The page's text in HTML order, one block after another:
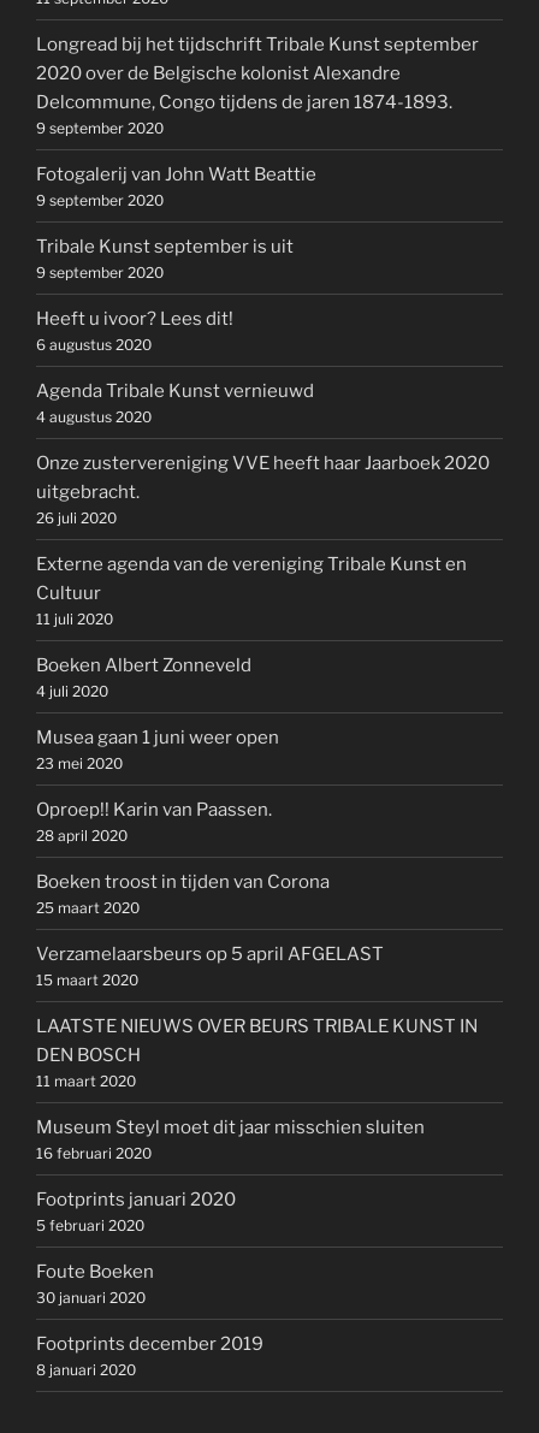
Longread bij het tijdschrift Tribale Kunst september
2020 over de Belgische kolonist Alexandre
Delcommune, Congo tijdens de jaren 1874-1893.
9 september 2020
Fotogalerij van John Watt Beattie
9 september 2020
Tribale Kunst september is uit
9 september 2020
Heeft u ivoor? Lees dit!
6 augustus 2020
Agenda Tribale Kunst vernieuwd
4 augustus 2020
Onze zustervereniging VVE heeft haar Jaarboek 2020
uitgebracht.
26 juli 2020
Externe agenda van de vereniging Tribale Kunst en
Cultuur
11 juli 2020
Boeken Albert Zonneveld
4 juli 2020
Musea gaan 1 juni weer open
23 mei 2020
Oproep!! Karin van Paassen.
28 april 2020
Boeken troost in tijden van Corona
25 maart 2020
Verzamelaarsbeurs op 5 april AFGELAST
15 maart 2020
LAATSTE NIEUWS OVER BEURS TRIBALE KUNST IN
DEN BOSCH
11 maart 2020
Museum Steyl moet dit jaar misschien sluiten
16 februari 2020
Footprints januari 2020
5 februari 2020
Foute Boeken
30 januari 2020
Footprints december 2019
8 januari 2020